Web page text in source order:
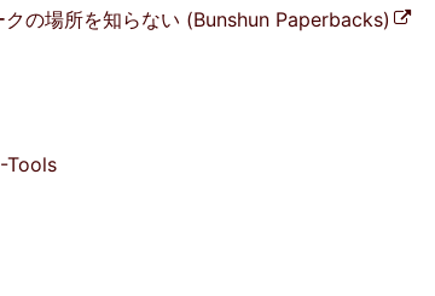
の場所を知らない (Bunshun Paperbacks)
Tools